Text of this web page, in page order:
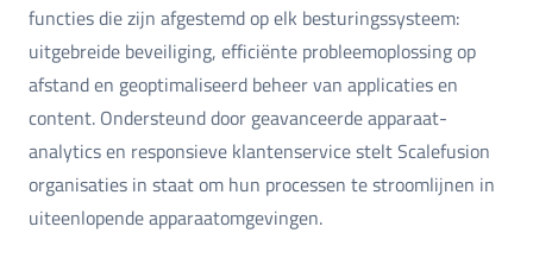
functies die zijn afgestemd op elk besturingssysteem:
uitgebreide beveiliging, efficiënte probleemoplossing op
afstand en geoptimaliseerd beheer van applicaties en
content. Ondersteund door geavanceerde apparaat-
analytics en responsieve klantenservice stelt Scalefusion
organisaties in staat om hun processen te stroomlijnen in
uiteenlopende apparaatomgevingen.